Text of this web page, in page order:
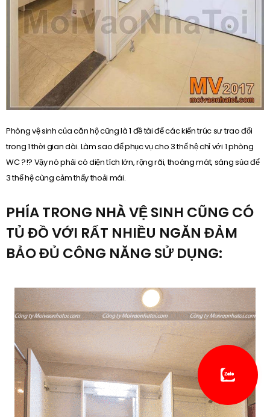
Phòng vệ sinh của căn hộ cũng là 1 đề tài để các kiến trúc sư trao đổi
trong 1 thời gian dài. Làm sao để phục vụ cho 3 thế hệ chỉ với 1 phòng
WC ?!? Vậy nó phải có diện tích lớn, rộng rãi, thoáng mát, sáng sủa để
3 thế hệ cùng cảm thấy thoải mái.
PHÍA TRONG NHÀ VỆ SINH CŨNG CÓ
TỦ ĐỒ VỚI RẤT NHIỀU NGĂN ĐẢM
BẢO ĐỦ CÔNG NĂNG SỬ DỤNG: